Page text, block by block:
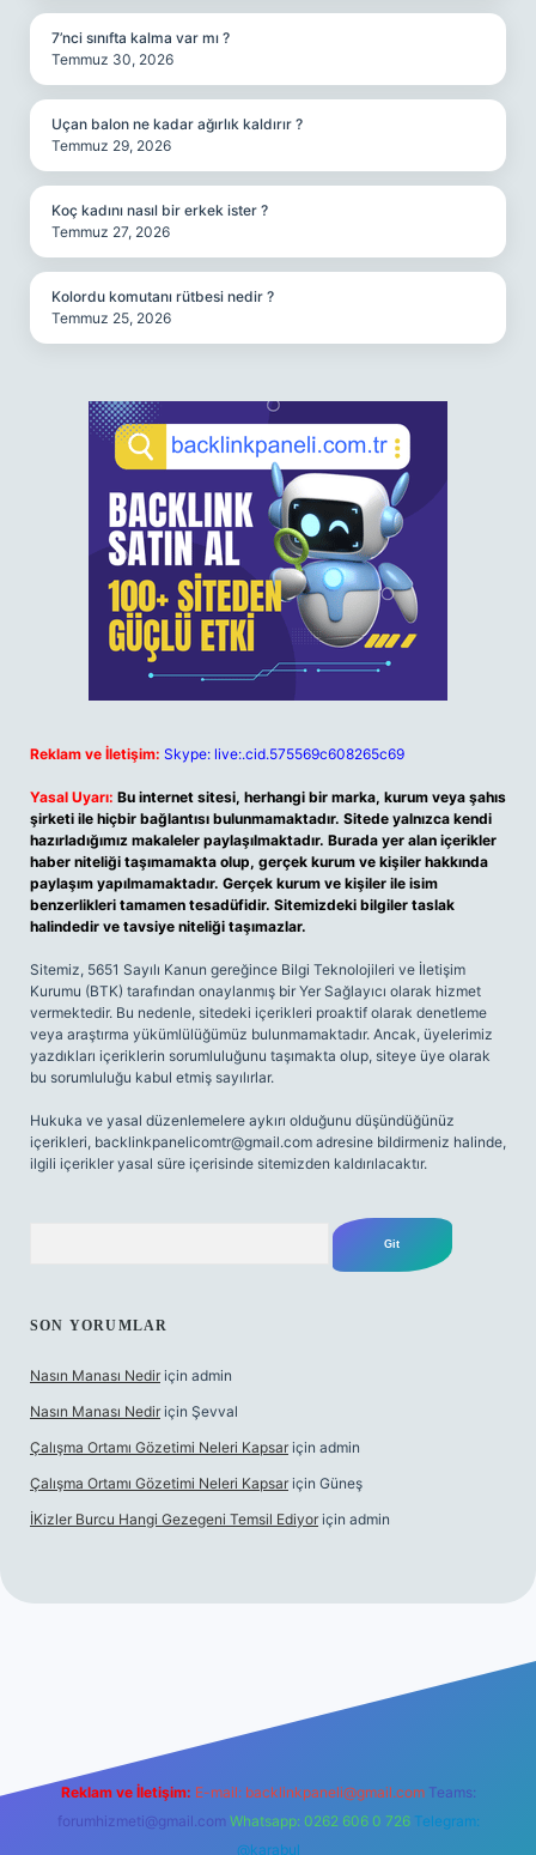
7’nci sınıfta kalma var mı ?
Temmuz 30, 2026
Uçan balon ne kadar ağırlık kaldırır ?
Temmuz 29, 2026
Koç kadını nasıl bir erkek ister ?
Temmuz 27, 2026
Kolordu komutanı rütbesi nedir ?
Temmuz 25, 2026
Reklam ve İletişim: Skype: live:.cid.575569c608265c69
Yasal Uyarı: Bu internet sitesi, herhangi bir marka, kurum veya şahıs
şirketi ile hiçbir bağlantısı bulunmamaktadır. Sitede yalnızca kendi
hazırladığımız makaleler paylaşılmaktadır. Burada yer alan içerikler
haber niteliği taşımamakta olup, gerçek kurum ve kişiler hakkında
paylaşım yapılmamaktadır. Gerçek kurum ve kişiler ile isim
benzerlikleri tamamen tesadüfidir. Sitemizdeki bilgiler taslak
halindedir ve tavsiye niteliği taşımazlar.
Sitemiz, 5651 Sayılı Kanun gereğince Bilgi Teknolojileri ve İletişim
Kurumu (BTK) tarafından onaylanmış bir Yer Sağlayıcı olarak hizmet
vermektedir. Bu nedenle, sitedeki içerikleri proaktif olarak denetleme
veya araştırma yükümlülüğümüz bulunmamaktadır. Ancak, üyelerimiz
yazdıkları içeriklerin sorumluluğunu taşımakta olup, siteye üye olarak
bu sorumluluğu kabul etmiş sayılırlar.
Hukuka ve yasal düzenlemelere aykırı olduğunu düşündüğünüz
içerikleri, backlinkpanelicomtr@gmail.com adresine bildirmeniz halinde,
ilgili içerikler yasal süre içerisinde sitemizden kaldırılacaktır.
SON YORUMLAR
Nasın Manası Nedir için admin
Nasın Manası Nedir için Şevval
Çalışma Ortamı Gözetimi Neleri Kapsar için admin
Çalışma Ortamı Gözetimi Neleri Kapsar için Güneş
İKizler Burcu Hangi Gezegeni Temsil Ediyor için admin
Reklam ve İletişim: E-mail: backlinkpaneli@gmail.com Teams:
forumhizmeti@gmail.com Whatsapp: 0262 606 0 726 Telegram:
@karabul